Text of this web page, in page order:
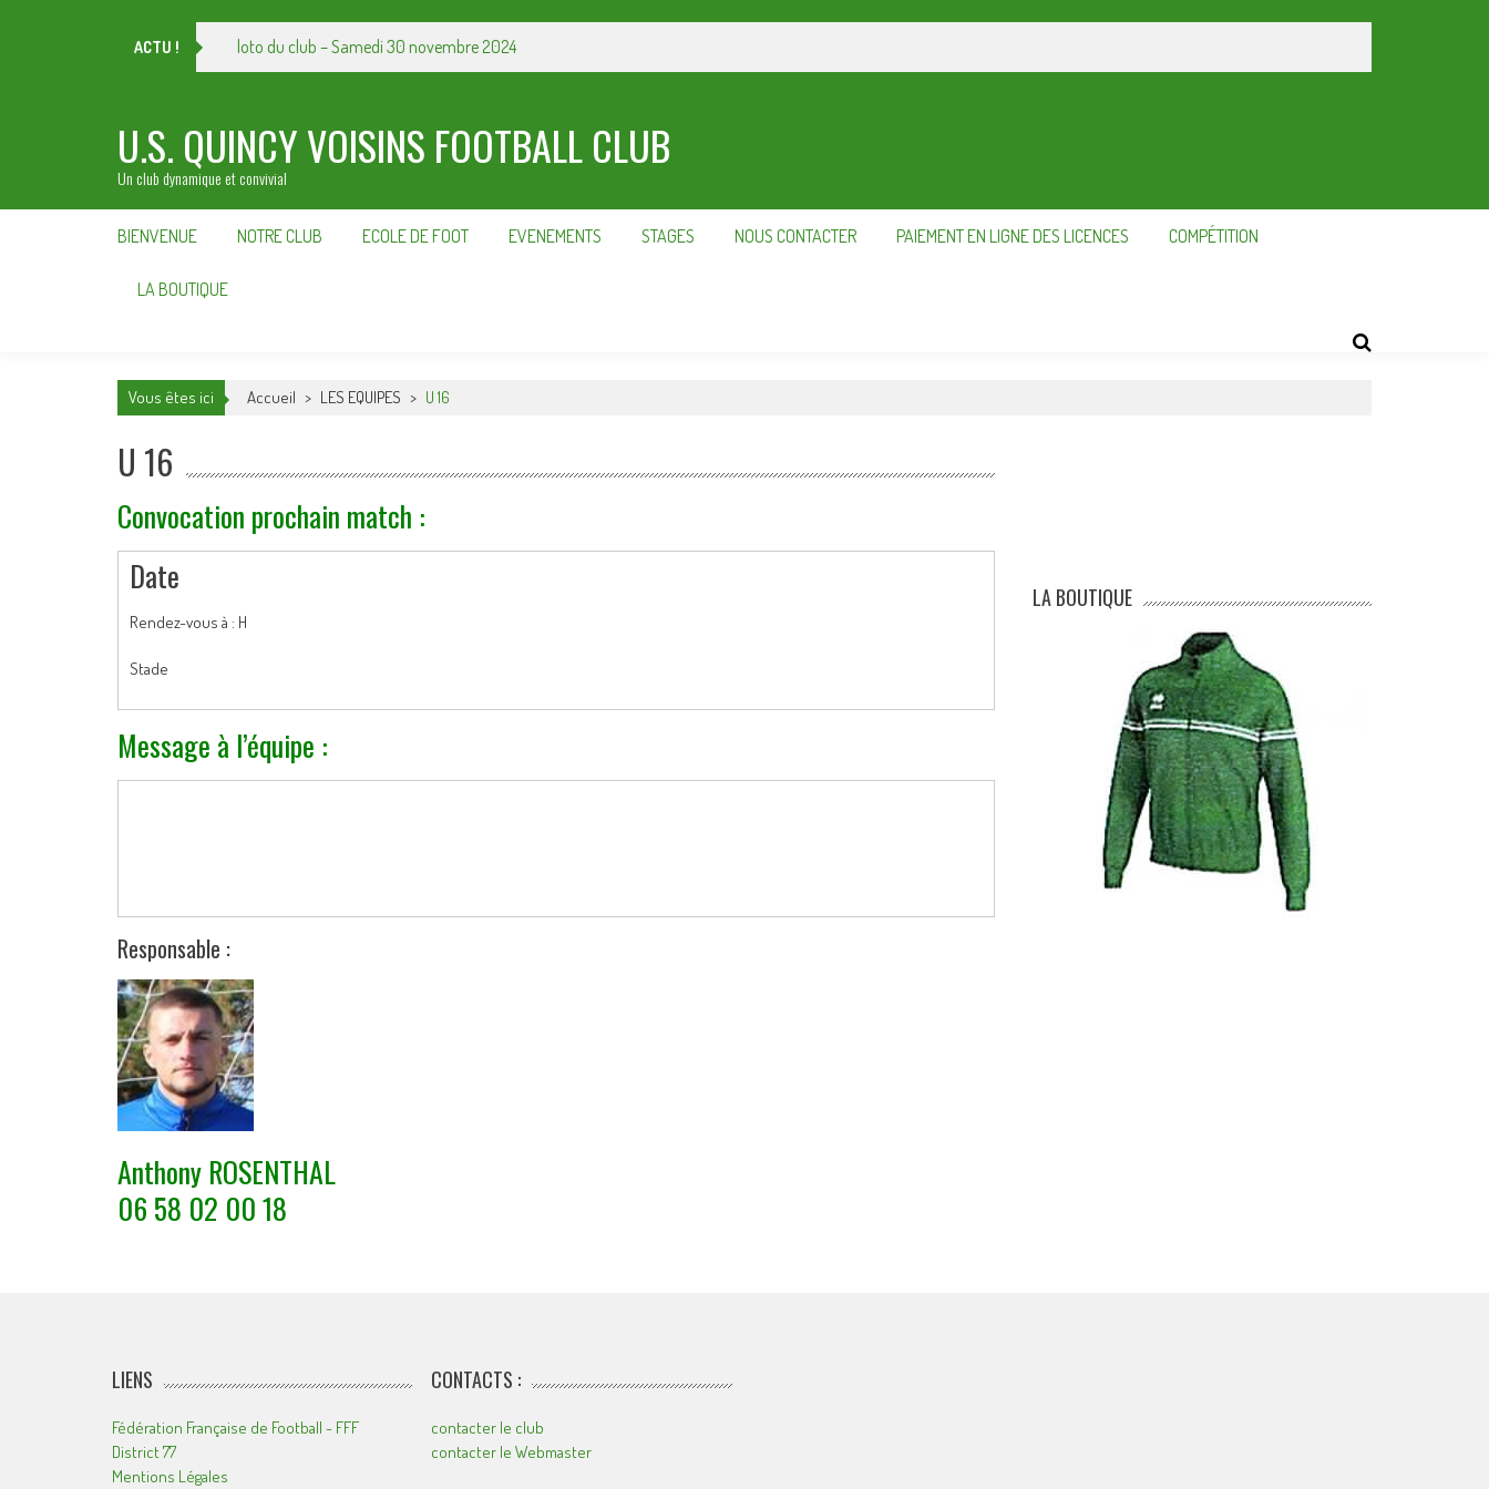
ACTU ! loto du club – Samedi 30 novembre 2024
U.S. QUINCY VOISINS FOOTBALL CLUB
Un club dynamique et convivial
BIENVENUE NOTRE CLUB ECOLE DE FOOT EVENEMENTS STAGES NOUS CONTACTER PAIEMENT EN LIGNE DES LICENCES COMPÉTITION
LA BOUTIQUE
Vous êtes ici Accueil > LES EQUIPES > U 16
U 16
Convocation prochain match :
Date
Rendez-vous à : H
Stade
Message à l’équipe :
Responsable :
Anthony ROSENTHAL
06 58 02 00 18
LA BOUTIQUE
LIENS
Fédération Française de Football - FFF
District 77
Mentions Légales
CONTACTS :
contacter le club
contacter le Webmaster